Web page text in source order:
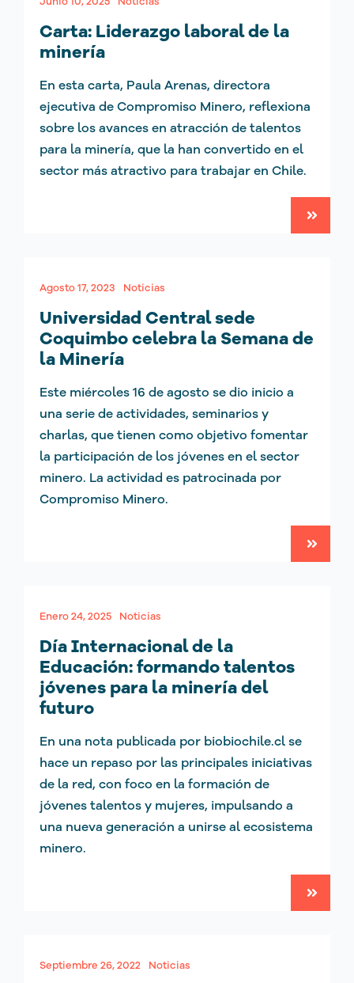
Carta: Liderazgo laboral de la
minería
En esta carta, Paula Arenas, directora
ejecutiva de Compromiso Minero, reflexiona
sobre los avances en atracción de talentos
para la minería, que la han convertido en el
sector más atractivo para trabajar en Chile.
Agosto 17, 2023 Noticias
Universidad Central sede
Coquimbo celebra la Semana de
la Minería
Este miércoles 16 de agosto se dio inicio a
una serie de actividades, seminarios y
charlas, que tienen como objetivo fomentar
la participación de los jóvenes en el sector
minero. La actividad es patrocinada por
Compromiso Minero.
Enero 24, 2025 Noticias
Día Internacional de la
Educación: formando talentos
jóvenes para la minería del
futuro
En una nota publicada por biobiochile.cl se
hace un repaso por las principales iniciativas
de la red, con foco en la formación de
jóvenes talentos y mujeres, impulsando a
una nueva generación a unirse al ecosistema
minero.
Septiembre 26, 2022 Noticias